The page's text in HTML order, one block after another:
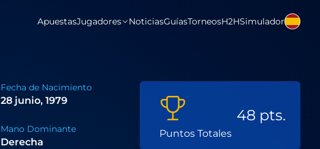
ApuestasJugadores NoticiasGuíasTorneosH2HSimulador
Fecha de Nacimiento
28 junio, 1979
Mano Dominante
Derecha
Puntos Totales
48 pts.